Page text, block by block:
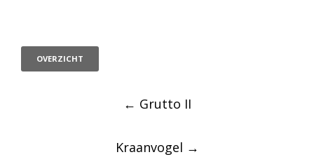
OVERZICHT
← Grutto II
Kraanvogel →